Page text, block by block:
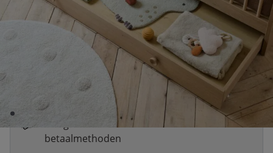
Snelle levering
Voor 23:00 besteld, dezelfde dag
Betaal nu of achteraf
Veilig afrekenen met verschillende
betaalmethoden